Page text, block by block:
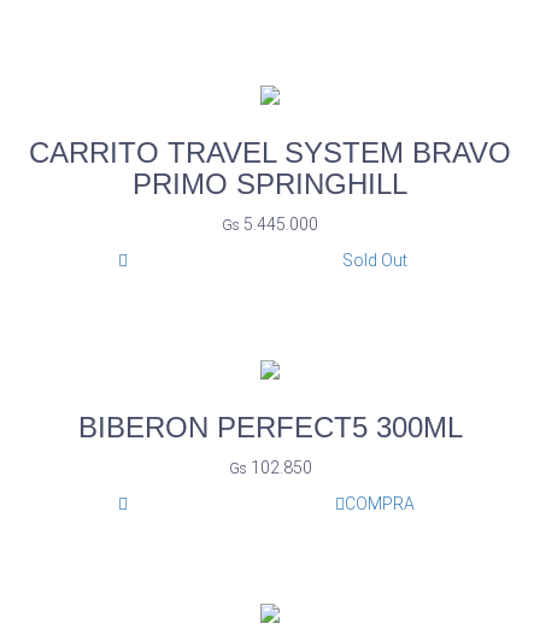
CARRITO TRAVEL SYSTEM BRAVO
PRIMO SPRINGHILL
Gs 5.445.000
Sold Out
BIBERON PERFECT5 300ML
Gs 102.850
COMPRA